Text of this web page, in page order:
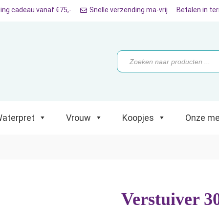
Koopjes Onze merken
cadeau vanaf €75,- Snelle verzending ma-vrij Betalen in
Producten
zoeken
Vrouw Koopjes Onze
Verstuiver